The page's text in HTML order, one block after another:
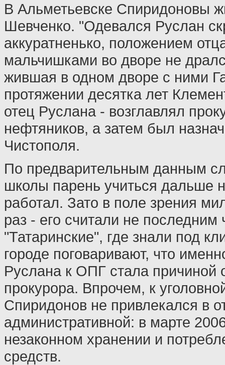
В Альметьевске Спиридоновы
Шевченко. "Одевался Руслан
аккуратненько, положением
мальчишками во дворе не
жившая в одном дворе с ними
протяжении десятка лет
отец Руслана - возглавлял
нефтяников, а затем был
Чистополя.
По предварительным данным
школы парень учиться дальше
работал. Зато в поле зрения
раз - его считали не
"Татаринские", где знали под
городе поговаривают, что
Руслана к ОПГ стала причиной
прокурора. Впрочем, к
Спиридонов не привлекался в
административной: в марте
незаконном хранении и
средств.